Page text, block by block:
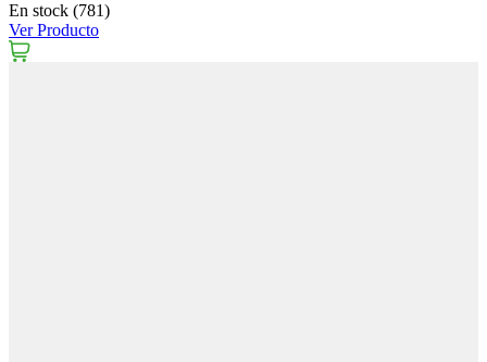
En stock (781)
Ver Producto